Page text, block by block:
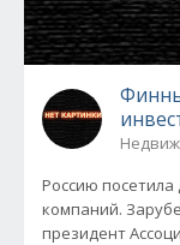
Россию посетила
компаний.
президент